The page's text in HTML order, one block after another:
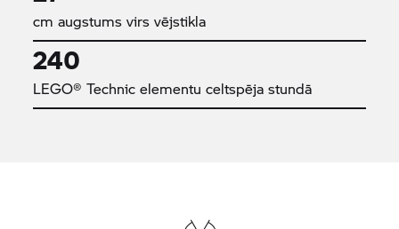
cm augstums virs vējstikla
240
LEGO® Technic elementu celtspēja stundā